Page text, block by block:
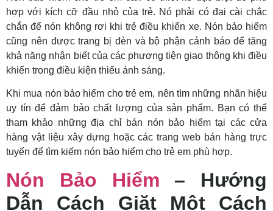
hợp với kích cỡ đầu nhỏ của trẻ. Nó phải có đai cài chắc
chắn để nón không rơi khi trẻ điều khiển xe. Nón bảo hiểm
cũng nên được trang bị đèn và bộ phận cảnh báo để tăng
khả năng nhận biết của các phương tiện giao thông khi điều
khiển trong điều kiện thiếu ánh sáng.
Khi mua nón bảo hiểm cho trẻ em, nên tìm những nhãn hiệu
uy tín để đảm bảo chất lượng của sản phẩm. Bạn có thể
tham khảo những địa chỉ bán nón bảo hiểm tại các cửa
hàng vật liệu xây dựng hoặc các trang web bán hàng trực
tuyến để tìm kiếm nón bảo hiểm cho trẻ em phù hợp.
Nón Bảo Hiểm – Hướng
Dẫn Cách Giặt Một Cách